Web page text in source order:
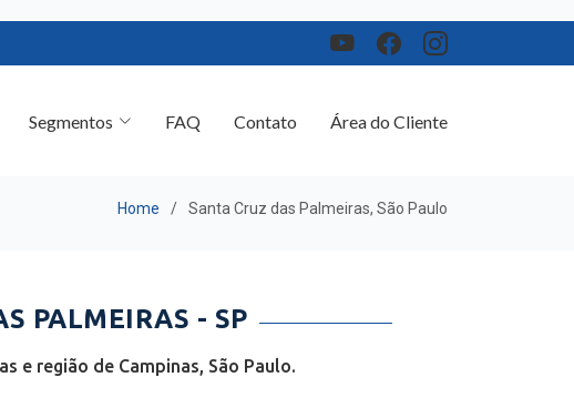
PALMEIRAS - SP
região de Campinas, São Paulo.